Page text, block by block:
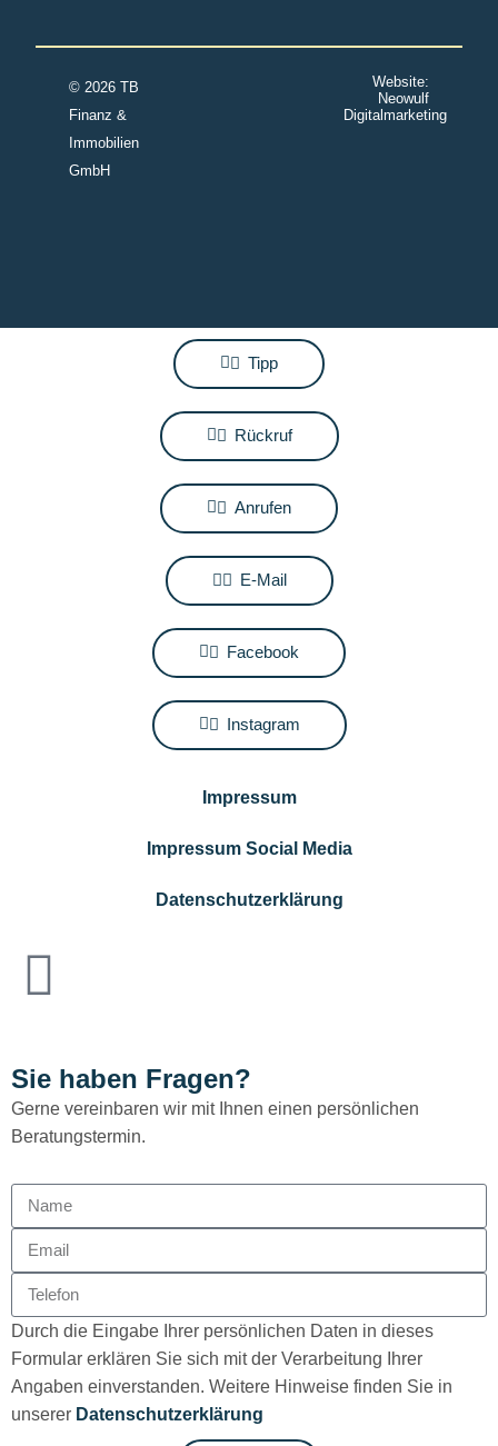
© 2026 TB
Finanz &
Immobilien
GmbH
Website:
Neowulf
Digitalmarketing
Tipp
Rückruf
Anrufen
E-Mail
Facebook
Instagram
Impressum
Impressum Social Media
Datenschutzerklärung
Sie haben Fragen?
Gerne vereinbaren wir mit Ihnen einen persönlichen
Beratungstermin.
Durch die Eingabe Ihrer persönlichen Daten in dieses
Formular erklären Sie sich mit der Verarbeitung Ihrer
Angaben einverstanden. Weitere Hinweise finden Sie in
unserer Datenschutzerklärung